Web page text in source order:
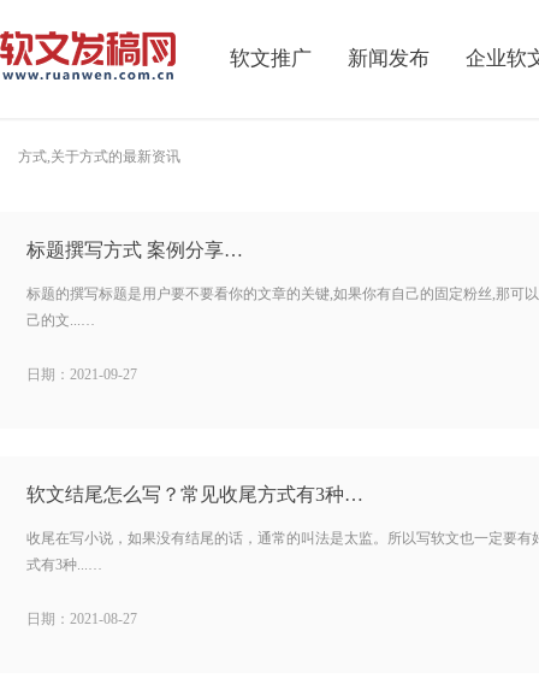
软文推广 新闻发布 企业软
方式,关于方式的最新资讯
标题撰写方式 案例分享…
标题的撰写标题是用户要不要看你的文章的关键,如果你有自己的固定粉丝,那可
己的文...…
日期：2021-09-27
软文结尾怎么写？常见收尾方式有3种…
收尾在写小说，如果没有结尾的话，通常的叫法是太监。所以写软文也一定要有
式有3种...…
日期：2021-08-27